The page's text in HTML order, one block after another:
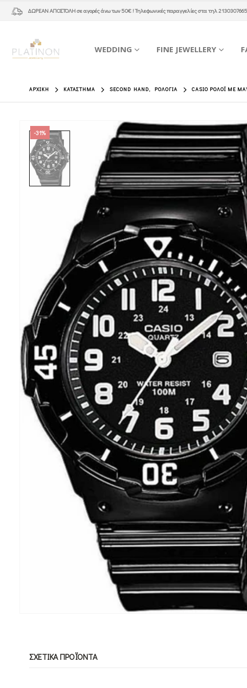
ΔΩΡΕΑΝ ΑΠΟΣΤΟΛΗσε αγορές άνω των 50€ ! Τηλεφωνικές παραγγελίες στα τηλ 2130307665
WEDDING FINE JEWELLERY
ΑΡΧΙΚΉ ΚΑΤΆΣΤΗΜΑ SECOND HAND, ΡΟΛΌΓΙΑ CASIO ΡΟΛΌΙ ΜΕ
-31%
ΣΧΕΤΙΚΆ ΠΡΟΪΌΝΤΑ